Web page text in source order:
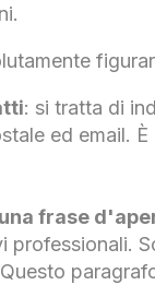
: si tratta di
ed email.
frase
professionali.